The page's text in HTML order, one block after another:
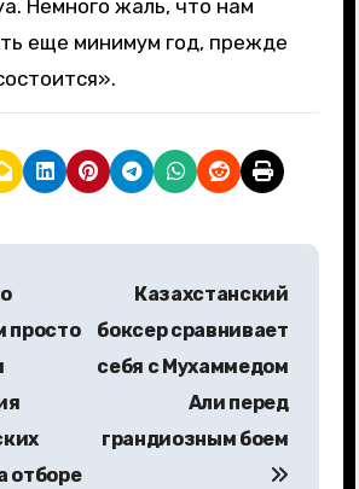
Немного жаль, что нам
еще минимум год, прежде
просто
отборе
Казахстанский
боксер сравнивает
себя с Мухаммедом
Али перед
грандиозным боем